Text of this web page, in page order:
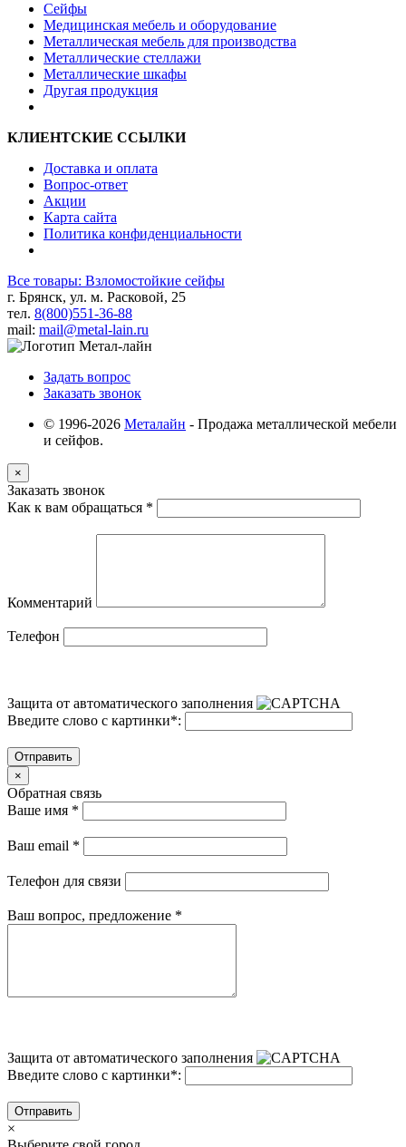
Сейфы
Медицинская мебель и оборудование
Металлическая мебель для производства
Металлические стеллажи
Металлические шкафы
Другая продукция
КЛИЕНТСКИЕ ССЫЛКИ
Доставка и оплата
Вопрос-ответ
Акции
Карта сайта
Политика конфиденциальности
Все товары: Взломостойкие сейфы
г. Брянск, ул. м. Расковой, 25
тел. 8(800)551-36-88
mail: mail@metal-lain.ru
Задать вопрос
Заказать звонок
© 1996-2026 Металайн - Продажа металлической мебели
и сейфов.
×
Заказать звонок
Как к вам обращаться *
Комментарий
Телефон
Защита от автоматического заполнения
Введите слово с картинки*:
Отправить
×
Обратная связь
Ваше имя *
Ваш email *
Телефон для связи
Ваш вопрос, предложение *
Защита от автоматического заполнения
Введите слово с картинки*:
Отправить
×